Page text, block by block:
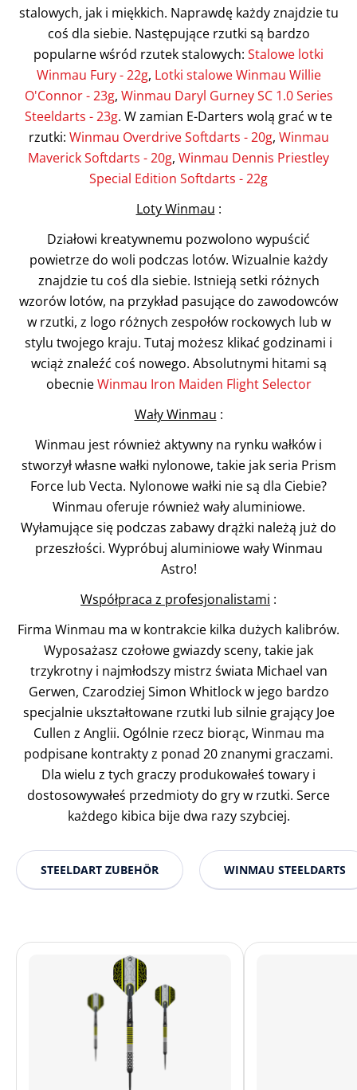
stalowych, jak i miękkich. Naprawdę każdy znajdzie tu
coś dla siebie. Następujące rzutki są bardzo
popularne wśród rzutek stalowych: Stalowe lotki
Winmau Fury - 22g, Lotki stalowe Winmau Willie
O'Connor - 23g, Winmau Daryl Gurney SC 1.0 Series
Steeldarts - 23g. W zamian E-Darters wolą grać w te
rzutki: Winmau Overdrive Softdarts - 20g, Winmau
Maverick Softdarts - 20g, Winmau Dennis Priestley
Special Edition Softdarts - 22g
Loty Winmau :
Działowi kreatywnemu pozwolono wypuścić
powietrze do woli podczas lotów. Wizualnie każdy
znajdzie tu coś dla siebie. Istnieją setki różnych
wzorów lotów, na przykład pasujące do zawodowców
w rzutki, z logo różnych zespołów rockowych lub w
stylu twojego kraju. Tutaj możesz klikać godzinami i
wciąż znaleźć coś nowego. Absolutnymi hitami są
obecnieWinmau Iron Maiden Flight Selector
Wały Winmau :
Winmau jest również aktywny na rynku wałków i
stworzył własne wałki nylonowe, takie jak seria Prism
Force lub Vecta. Nylonowe wałki nie są dla Ciebie?
Winmau oferuje również wały aluminiowe.
Wyłamujące się podczas zabawy drążki należą już do
przeszłości. Wypróbuj aluminiowe wały Winmau
Astro!
Współpraca z profesjonalistami :
Firma Winmau ma w kontrakcie kilka dużych kalibrów.
Wyposażasz czołowe gwiazdy sceny, takie jak
trzykrotny i najmłodszy mistrz świata Michael van
Gerwen, Czarodziej Simon Whitlock w jego bardzo
specjalnie ukształtowane rzutki lub silnie grający Joe
Cullen z Anglii. Ogólnie rzecz biorąc, Winmau ma
podpisane kontrakty z ponad 20 znanymi graczami.
Dla wielu z tych graczy produkowałeś towary i
dostosowywałeś przedmioty do gry w rzutki. Serce
każdego kibica bije dwa razy szybciej.
STEELDART ZUBEHÖR WINMAU STEELDARTS